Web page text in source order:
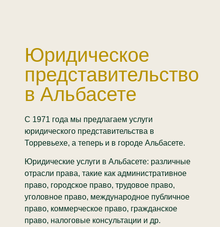
Юридическое
представительство
в Альбасете
С 1971 года мы предлагаем услуги
юридического представительства в
Торревьехе, а теперь и в городе Альбасете.
Юридические услуги в Альбасете: различные
отрасли права, такие как административное
право, городское право, трудовое право,
уголовное право, международное публичное
право, коммерческое право, гражданское
право, налоговые консультации и др.